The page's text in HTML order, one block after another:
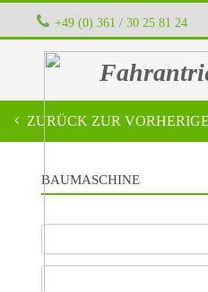
+49 (0) 361 / 30 25 81 24
ZURÜCK ZUR
BAUMASCHINE